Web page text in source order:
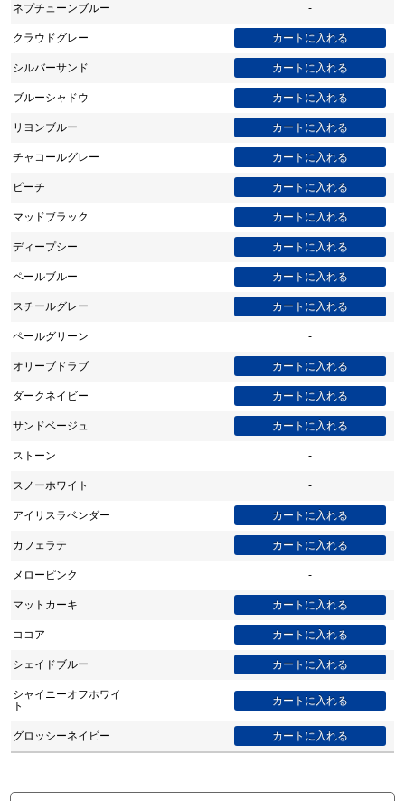
ネプチューンブルー -
クラウドグレー
シルバーサンド
ブルーシャドウ
リヨンブルー
チャコールグレー
ピーチ
マッドブラック
ディープシー
ペールブルー
スチールグレー
ペールグリーン -
オリーブドラブ
ダークネイビー
サンドベージュ
ストーン -
スノーホワイト -
アイリスラベンダー
カフェラテ
メローピンク -
マットカーキ
ココア
シェイドブルー
シャイニーオフホワイ
ト
グロッシーネイビー